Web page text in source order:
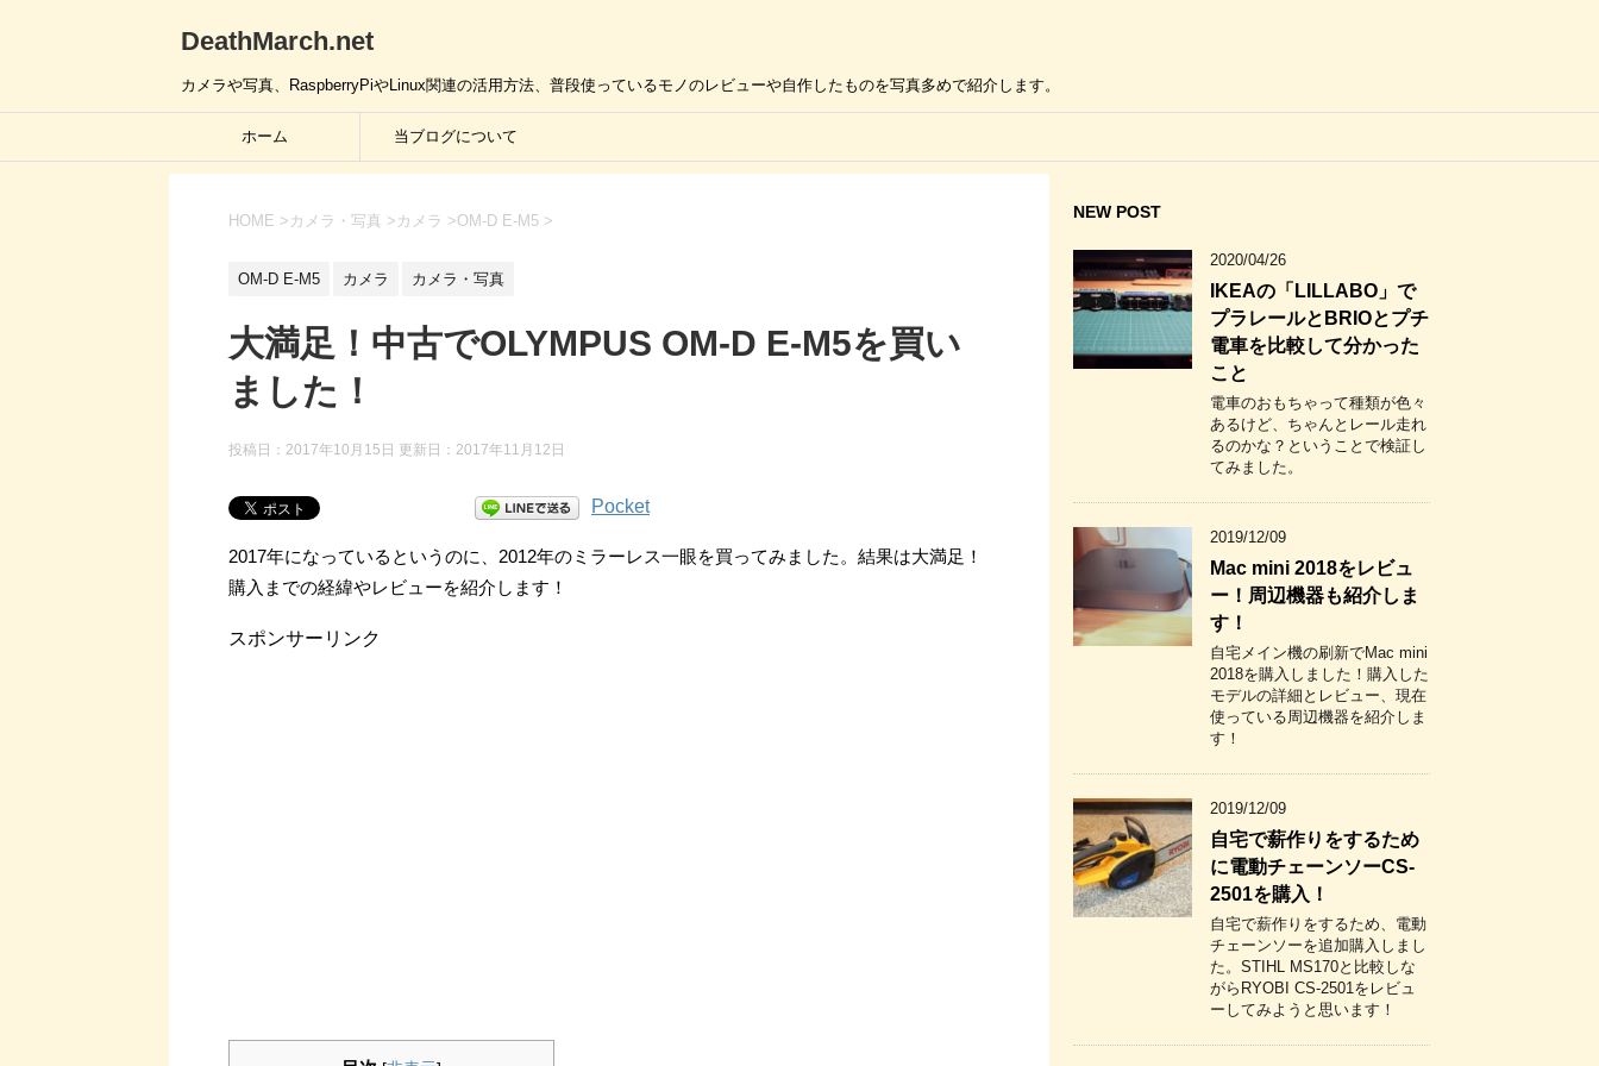
DeathMarch.net
カメラや写真、RaspberryPiやLinux関連の活用方法、普段使っているモノのレビューや自作したものを写真多めで紹介します。
ホーム 当ブログについて
HOME > カメラ・写真 > カメラ >OM-D E-M5 >
OM-D E-M5 カメラ カメラ・写真
大満足！中古でOLYMPUS OM-D E-M5を買い
ました！
投稿日：2017年10月15日 更新日： 2017年11月12日
Pocket
2017年になっているというのに、2012年のミラーレス一眼を買ってみました。結果は大満足！
購入までの経緯やレビューを紹介します！
スポンサーリンク
NEW POST
2020/04/26
IKEAの「LILLABO」で
プラレールとBRIOとプチ
電車を比較して分かった
こと
電車のおもちゃって種類が色々
あるけど、ちゃんとレール走れ
るのかな？ということで検証し
てみました。
2019/12/09
Mac mini 2018をレビュ
ー！周辺機器も紹介しま
す！
自宅メイン機の刷新でMac mini
2018を購入しました！購入した
モデルの詳細とレビュー、現在
使っている周辺機器を紹介しま
す！
2019/12/09
自宅で薪作りをするため
に電動チェーンソーCS-
2501を購入！
自宅で薪作りをするため、電動
チェーンソーを追加購入しまし
た。STIHL MS170と比較しな
がらRYOBI CS-2501をレビュ
ーしてみようと思います！